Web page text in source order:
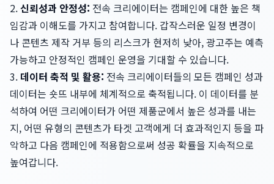
2.신뢰성과 안정성: 전속 크리에이터는 캠페인에 대한 높은 책
임감과 이해도를 가지고 참여합니다. 갑작스러운 일정 변경이
나 콘텐츠 제작 거부 등의 리스크가 현저히 낮아, 광고주는 예측
가능하고 안정적인 캠페인 운영을 기대할 수 있습니다.
3. 데이터 축적 및 활용: 전속 크리에이터들의 모든 캠페인 성과
데이터는 숏뜨 내부에 체계적으로 축적됩니다. 이 데이터를 분
석하여 어떤 크리에이터가 어떤 제품군에서 높은 성과를 내는
지, 어떤 유형의 콘텐츠가 타겟 고객에게 더 효과적인지 등을 파
악하고 다음 캠페인에 적용함으로써 성공 확률을 지속적으로
높여갑니다.